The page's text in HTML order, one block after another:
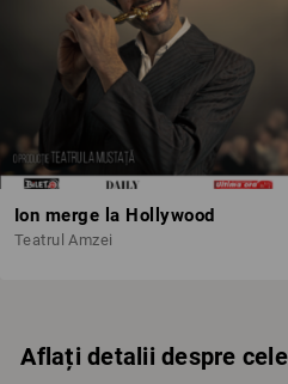
Ion merge la Hollywood
Teatrul Amzei
Aflați detalii despre